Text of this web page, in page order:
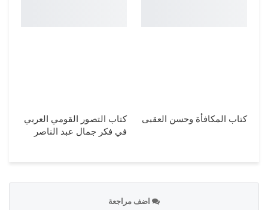
كتاب المكافأة وحسن العقبى
كتاب التصور القومي العربي
في فكر جمال عبد الناصر
اضف مراجعة